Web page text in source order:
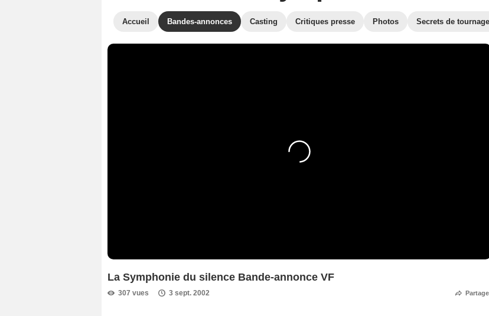
Accueil Bandes-annonces Casting Critiques presse Photos Secrets de tournage
La Symphonie du silence Bande-annonce VF
307 vues 3 sept. 2002